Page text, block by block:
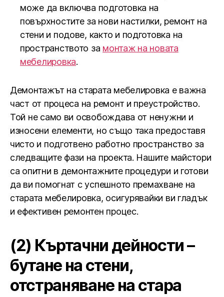
може да включва подготовка на
повърхностите за нови настилки, ремонт на
стени и подове, както и подготовка на
пространството за монтаж на новата
мебелировка.
Демонтажът на старата мебелировка е важна
част от процеса на ремонт и преустройство.
Той не само ви освобождава от ненужни и
износени елементи, но също така предоставя
чисто и подготвено работно пространство за
следващите фази на проекта. Нашите майстори
са опитни в демонтажните процедури и готови
да ви помогнат с успешното премахване на
старата мебелировка, осигурявайки ви гладък
и ефективен ремонтен процес.
(2) Къртачни дейности –
бутане на стени,
отстраняване на стара